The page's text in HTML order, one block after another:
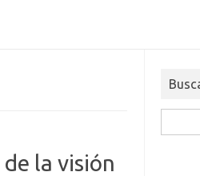
la visión